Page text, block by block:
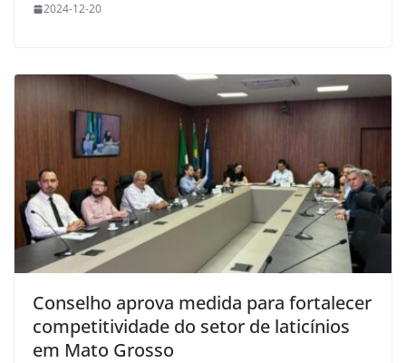
2024-12-20
Conselho aprova medida para fortalecer
competitividade do setor de laticínios
em Mato Grosso